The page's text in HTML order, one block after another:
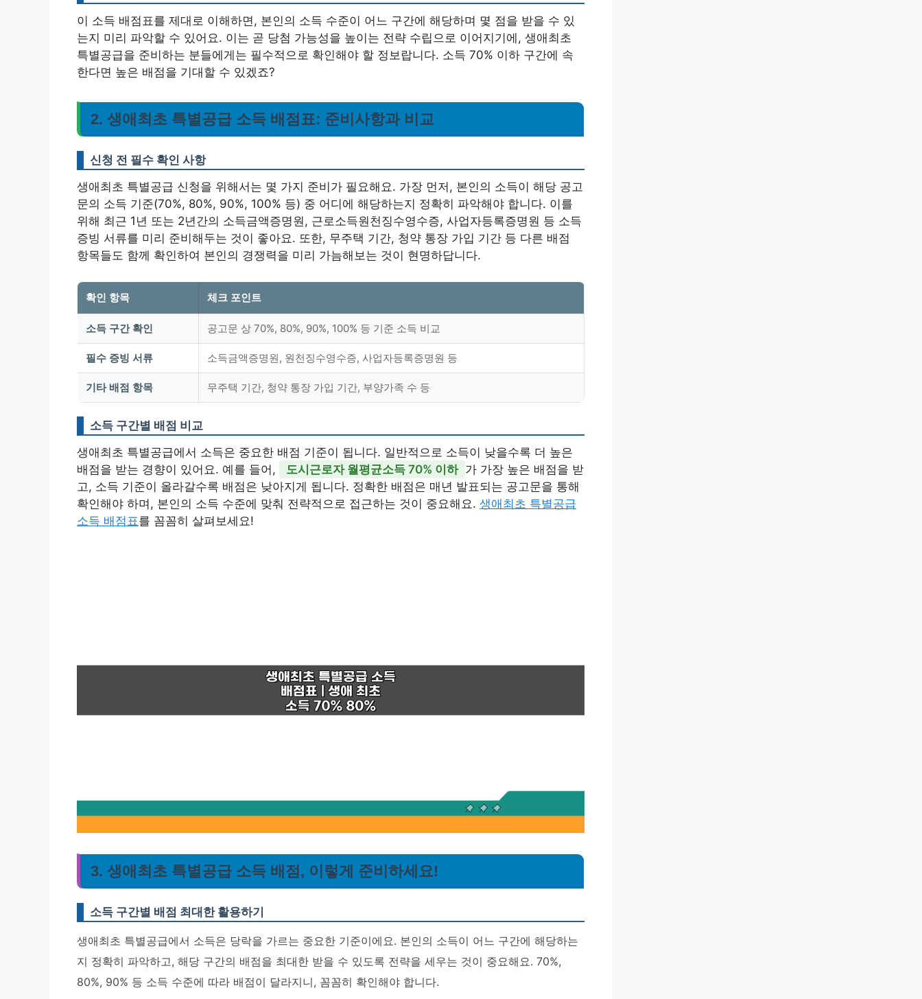
이 소득 배점표를 제대로 이해하면, 본인의 소득 수준이 어느 구간에 해당하며 몇 점을 받을 수 있
는지 미리 파악할 수 있어요. 이는 곧 당첨 가능성을 높이는 전략 수립으로 이어지기에, 생애최초
특별공급을 준비하는 분들에게는 필수적으로 확인해야 할 정보랍니다. 소득 70% 이하 구간에 속
한다면 높은 배점을 기대할 수 있겠죠?
2. 생애최초 특별공급 소득 배점표: 준비사항과 비교
신청 전 필수 확인 사항
생애최초 특별공급 신청을 위해서는 몇 가지 준비가 필요해요. 가장 먼저, 본인의 소득이 해당 공고
문의 소득 기준(70%, 80%, 90%, 100% 등) 중 어디에 해당하는지 정확히 파악해야 합니다. 이를
위해 최근 1년 또는 2년간의 소득금액증명원, 근로소득원천징수영수증, 사업자등록증명원 등 소득
증빙 서류를 미리 준비해두는 것이 좋아요. 또한, 무주택 기간, 청약 통장 가입 기간 등 다른 배점
항목들도 함께 확인하여 본인의 경쟁력을 미리 가늠해보는 것이 현명하답니다.
확인 항목 체크 포인트
소득 구간 확인 공고문 상 70%, 80%, 90%, 100% 등 기준 소득 비교
필수 증빙 서류 소득금액증명원, 원천징수영수증, 사업자등록증명원 등
기타 배점 항목 무주택 기간, 청약 통장 가입 기간, 부양가족 수 등
소득 구간별 배점 비교
생애최초 특별공급에서 소득은 중요한 배점 기준이 됩니다. 일반적으로 소득이 낮을수록 더 높은
배점을 받는 경향이 있어요. 예를 들어,
도시근로자 월평균소득 70% 이하 가 가장 높은 배점을 받
고, 소득 기준이 올라갈수록 배점은 낮아지게 됩니다. 정확한 배점은 매년 발표되는 공고문을 통해
확인해야 하며, 본인의 소득 수준에 맞춰 전략적으로 접근하는 것이 중요해요. 생애최초 특별공급
소득 배점표를 꼼꼼히 살펴보세요!
3. 생애최초 특별공급 소득 배점, 이렇게 준비하세요!
소득 구간별 배점 최대한 활용하기
생애최초 특별공급에서 소득은 당락을 가르는 중요한 기준이에요. 본인의 소득이 어느 구간에 해당하는
지 정확히 파악하고, 해당 구간의 배점을 최대한 받을 수 있도록 전략을 세우는 것이 중요해요. 70%,
80%, 90% 등 소득 수준에 따라 배점이 달라지니, 꼼꼼히 확인해야 합니다.